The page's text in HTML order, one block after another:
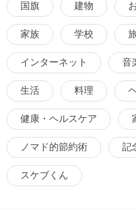
国旗 建物
家族 学校
インターネット 音
生活 料理
健康・ヘルスケア
ノマド的節約術 記
スケブくん